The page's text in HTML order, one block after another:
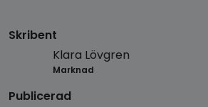
Skribent
Klara Lövgren
Marknad
Publicerad